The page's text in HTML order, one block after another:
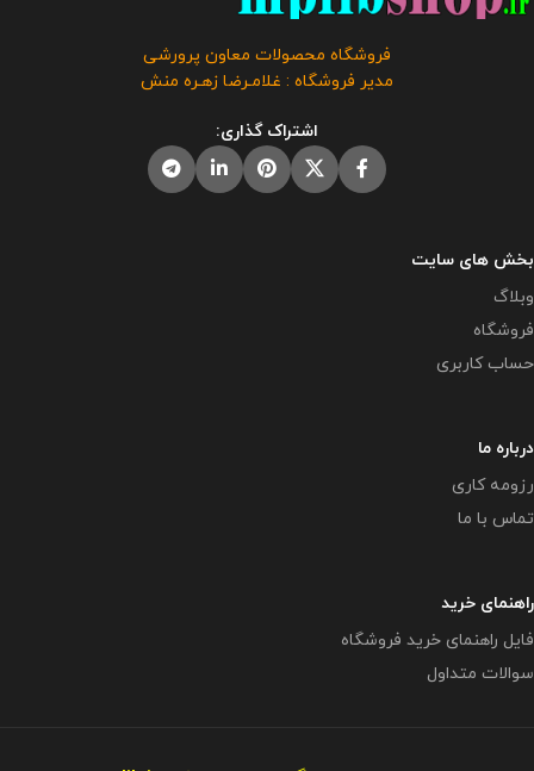
فروشگاه محصولات معاون پرورشی
مدیر فروشگاه : غلامـرضا زهـره منش
اشتراک گذاری:
بخش های سایت
وبلاگ
فروشگاه
حساب کاربری
درباره ما
رزومه کاری
تماس با ما
راهنمای خرید
فایل راهنمای خرید فروشگاه
سوالات متداول